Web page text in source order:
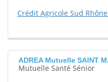
Crédit Agricole Sud
ADREA Mutuelle SAINT
Mutuelle Santé Sénior